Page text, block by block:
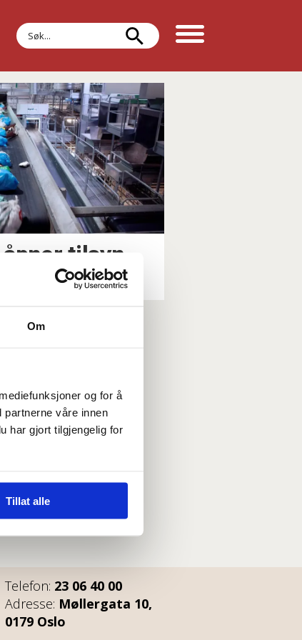
Om
og for å
våre innen
har gjort tilgjengelig for
Tillat alle
Søk
tilsyn
Telefon: 23 06 40 00
Adresse: Møllergata 10,
0179 Oslo